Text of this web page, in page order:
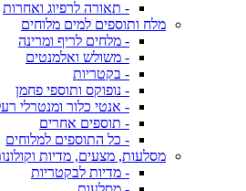
- תאורה לרפיוג ואחרות
מלח ותוספים למים מלוחים
- מלחים לריף ומרינה
- משולש ואלמנטים
- בקטריות
- נופוקס ותוספי פחמן
- אנטי כלור ומנטרלי
- תוספים אחרים
- כל התוספים למלוחים
מסלעות, מצעים, מדיות
- מדיות לבקטריות